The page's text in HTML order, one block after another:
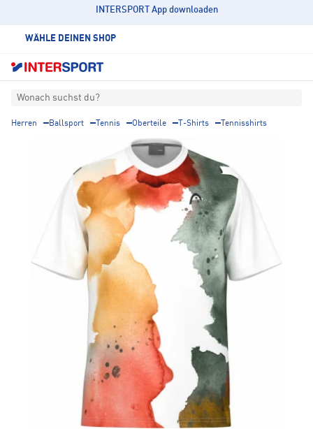
INTERSPORT App downloaden
WÄHLE DEINEN SHOP
Wonach suchst du?
Herren Ballsport Tennis Oberteile T-Shirts Tennisshirts